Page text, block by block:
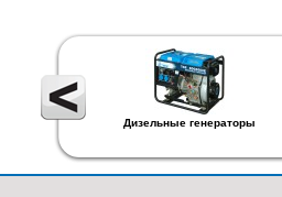
Дизельные генераторы